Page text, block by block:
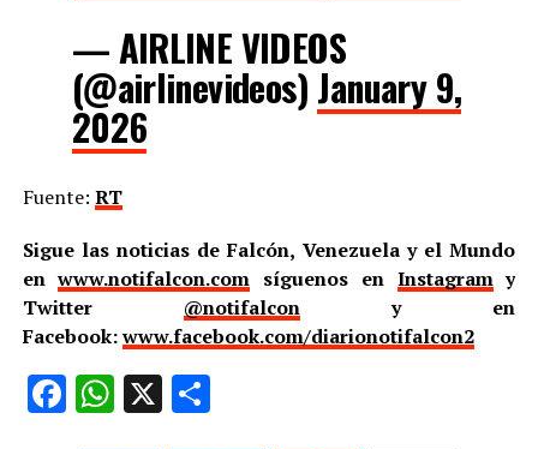
— AIRLINE VIDEOS
(@airlinevideos) January 9,
2026
Fuente: RT
Sigue las noticias de Falcón, Venezuela y el Mundo
enwww.notifalcon.com síguenos en Instagramy
Twitter @notifalcony en
Facebook:www.facebook.com/diarionotifalcon2
Facebook
WhatsApp
X Compartir